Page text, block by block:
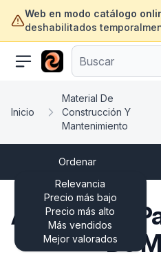
Web en modo catálogo
deshabilitados
ofertasinformatica.com
Inicio
Material De
Construcción Y
Mantenimiento
Ordenar
Relevancia
Precio más bajo
Precio más alto
Más vendidos
Mejor valorados
Accesorios
De